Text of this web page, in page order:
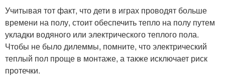
Учитывая тот факт, что дети в играх проводят больше
времени на полу, стоит обеспечить тепло на полу путем
укладки водяного или электрического теплого пола.
Чтобы не было дилеммы, помните, что электрический
теплый пол проще в монтаже, а также исключает риск
протечки.